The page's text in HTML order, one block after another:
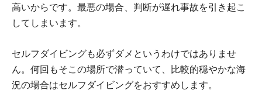
高いからです。最悪の場合、判断が遅れ事故を引き起こ
してしまいます。
セルフダイビングも必ずダメというわけではありませ
ん。何回もそこの場所で潜っていて、比較的穏やかな海
況の場合はセルフダイビングをおすすめします。